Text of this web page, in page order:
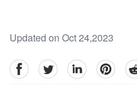
Updated on Oct 24,2023
facebookTwitter linkedinpinterest